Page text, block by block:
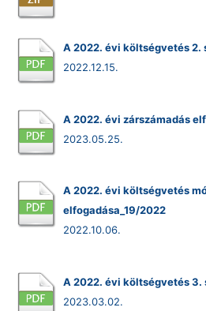
A 2022. évi költségvetés 2.
2022.12.15.
A 2022. évi zárszámadás
2023.05.25.
A 2022. évi költségvetés
elfogadása_19/2022
2022.10.06.
A 2022. évi költségvetés 3.
2023.03.02.